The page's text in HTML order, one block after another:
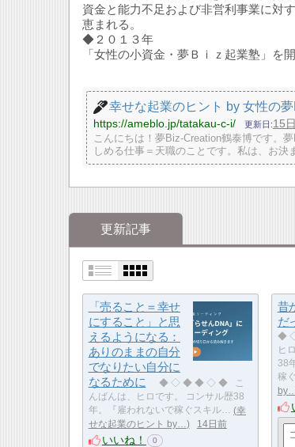
資金と能力不足および非営利事業に対
恵まれる。
◆２０１３年
「女性の小資金・夢Ｂｉｚ起業塾」を開
幸せな起業のヒント by 女性の
https://ameblo.jp/tatakau-c-i/ 更新日 15
こんにちは！夢Biz-Creation鶴泰博です。
しめる仕事＝天職のことです。私は、お決
更新記事
「売ること＝幸せ
にすること」と思
えるようになる：
ありのままの自分
でなりたい自分に
なるために
◆ ◇ ◆ ◆ ◇ ◆ こ
んばんは、ヒロです。 コンサル歴38
年。『雇われないで稼ぐスキル…
幸
せな起業のヒント by…
14日前
いいね！ 0
昔
だ
◆ ◇
ヒ
38
稼
by…